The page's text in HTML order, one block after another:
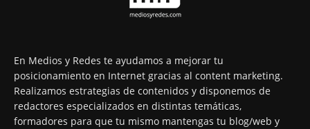
En Medios y Redes te ayudamos a mejorar tu
posicionamiento en Internet gracias al content marketing.
Realizamos estrategias de contenidos y disponemos de
redactores especializados en distintas temáticas,
formadores para que tu mismo mantengas tu blog/web y